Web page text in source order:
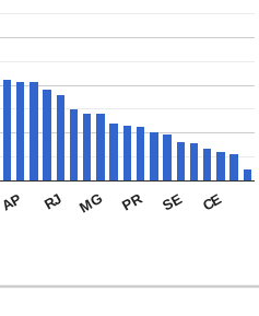
AP RJ MG PR SE CE